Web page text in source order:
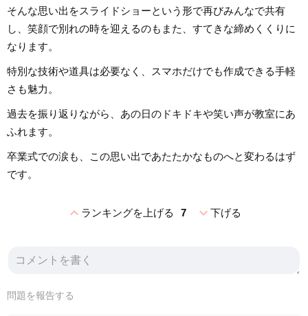
そんな思い出をスライドショーという形で再びみんなで共有
し、笑顔で別れの時を迎えるのもまた、すてきな締めくくりに
なります。
特別な技術や道具は必要なく、スマホだけでも作成できる手軽
さも魅力。
過去を振り返りながら、あの日のドキドキや笑い声が教室にあ
ふれます。
卒業式での涙も、この思い出であたたかなものへと変わるはず
です。
expand_lessランキングを上げる 7 expand_more下げる
問題を報告する